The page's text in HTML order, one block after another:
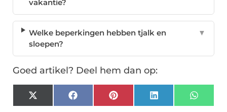
vakantie?
Welke beperkingen hebben tjalk en
sloepen?
▼
Goed artikel? Deel hem dan op:
X
(Twitter)
FacebookPinterest LinkedIn